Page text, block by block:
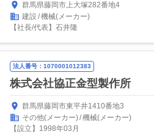
群馬県藤岡市上大塚282番地4
建設 機械(メーカー)
【社長/代表】石井隆
法人番号：1070001012383
株式会社協正金型製作所
群馬県藤岡市東平井1410番地3
その他(メーカー) 機械(メーカー)
【設立】1998年03月